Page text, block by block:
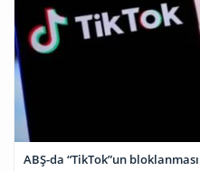
ABŞ-da “TikTok”un